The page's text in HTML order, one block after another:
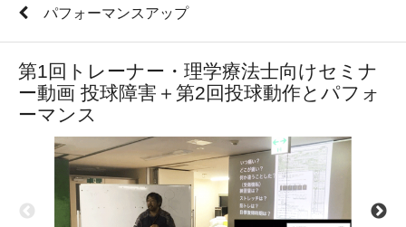
パフォーマンスアップ
第1回トレーナー・理学療法士向けセミナ
ー動画 投球障害＋第2回投球動作とパフォ
ーマンス